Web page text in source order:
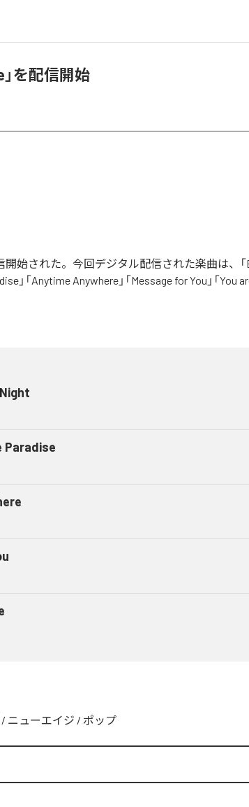
を配信開始
開始された。今回デジタル配信された楽曲は、「
」「Anytime Anywhere」「Message for You」「You
Paradise
/ ニューエイジ / ポップ